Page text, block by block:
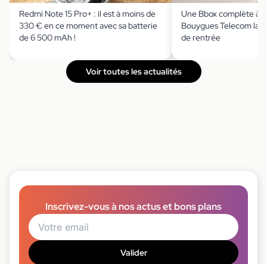
Redmi Note 15 Pro+ : il est à moins de
330 € en ce moment avec sa batterie
de 6 500 mAh !
Une Bbox complète à
Bouygues Telecom
de rentrée
Voir toutes les actualités
Inscrivez-vous à nos actus et bons plans
Valider